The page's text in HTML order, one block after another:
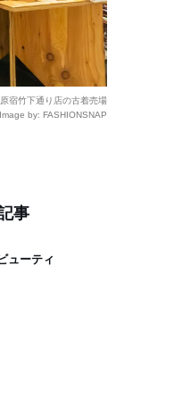
原宿竹下通り店の古着売場
Image by: FASHIONSNAP
事
ューティ